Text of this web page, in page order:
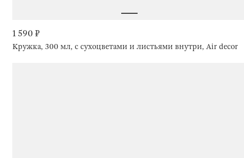
1 590 ₽
Кружка, 300 мл, с сухоцветами и листьями внутри, Air decor